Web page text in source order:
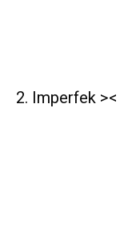
2. Imperfek ><